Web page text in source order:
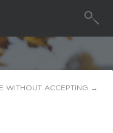
WITHOUT ACCEPTING →